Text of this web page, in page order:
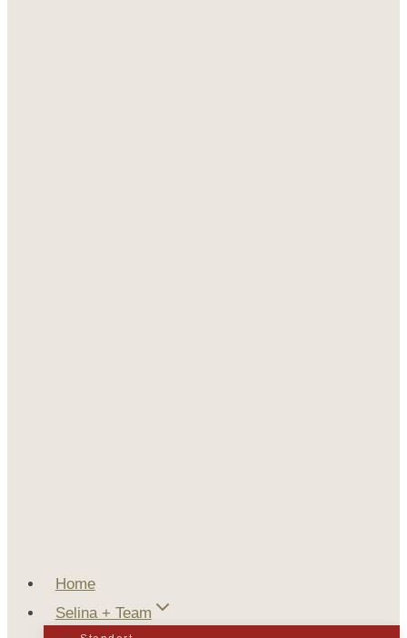
Home
Selina + Team